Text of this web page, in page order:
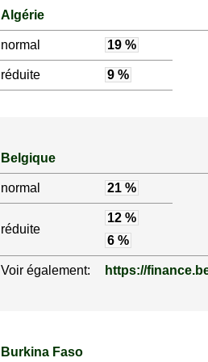
Algérie
normal 19 %
réduite 9 %
Belgique
normal 21 %
réduite
12 %
6 %
Voir également: https://
Burkina Faso